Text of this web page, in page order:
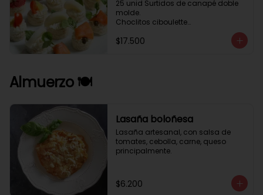
DELICADO .
25 unid Surtidos de canapé doble
molde.
Choclitos ciboulette
Tomate aji verde.
$17.500
Almuerzo 🍽️
Lasaña boloñesa
Lasaña artesanal, con salsa de
tomates, cebolla, carne, queso
principalmente.
$6.200